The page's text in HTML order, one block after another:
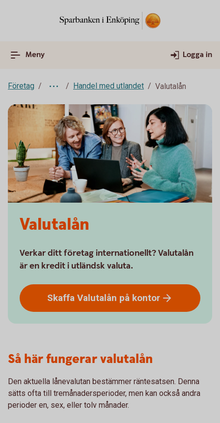
Meny Logga in
Företag Handel med utlandet Valutalån
Valutalån
Verkar ditt företag internationellt? Valutalån
är en kredit i utländsk valuta.
Skaffa Valutalån på kontor
Så här fungerar valutalån
Den aktuella lånevalutan bestämmer räntesatsen. Denna
sätts ofta till tremånadersperioder, men kan också andra
perioder en, sex, eller tolv månader.